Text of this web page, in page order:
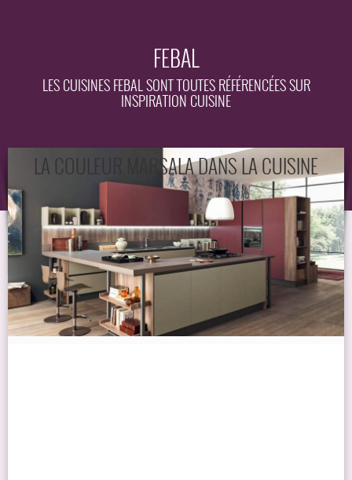
FEBAL
LES CUISINES FEBAL SONT TOUTES RÉFÉRENCÉES SUR
INSPIRATION CUISINE
LA COULEUR MARSALA DANS LA CUISINE